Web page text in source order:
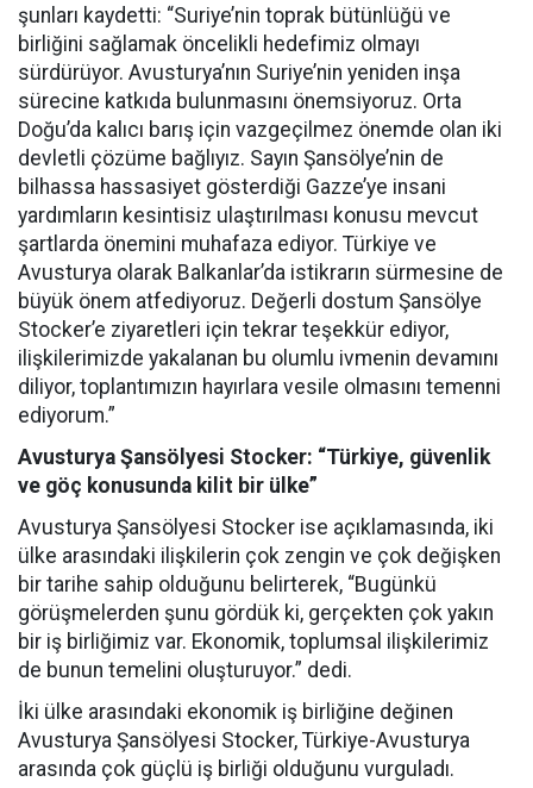
şunları kaydetti: “Suriye’nin toprak bütünlüğü ve
birliğini sağlamak öncelikli hedefimiz olmayı
sürdürüyor. Avusturya’nın Suriye’nin yeniden inşa
sürecine katkıda bulunmasını önemsiyoruz. Orta
Doğu’da kalıcı barış için vazgeçilmez önemde olan iki
devletli çözüme bağlıyız. Sayın Şansölye’nin de
bilhassa hassasiyet gösterdiği Gazze’ye insani
yardımların kesintisiz ulaştırılması konusu mevcut
şartlarda önemini muhafaza ediyor. Türkiye ve
Avusturya olarak Balkanlar’da istikrarın sürmesine de
büyük önem atfediyoruz. Değerli dostum Şansölye
Stocker’e ziyaretleri için tekrar teşekkür ediyor,
ilişkilerimizde yakalanan bu olumlu ivmenin devamını
diliyor, toplantımızın hayırlara vesile olmasını temenni
ediyorum.”
Avusturya Şansölyesi Stocker: “Türkiye, güvenlik
ve göç konusunda kilit bir ülke”
Avusturya Şansölyesi Stocker ise açıklamasında, iki
ülke arasındaki ilişkilerin çok zengin ve çok değişken
bir tarihe sahip olduğunu belirterek, “Bugünkü
görüşmelerden şunu gördük ki, gerçekten çok yakın
bir iş birliğimiz var. Ekonomik, toplumsal ilişkilerimiz
de bunun temelini oluşturuyor.” dedi.
İki ülke arasındaki ekonomik iş birliğine değinen
Avusturya Şansölyesi Stocker, Türkiye-Avusturya
arasında çok güçlü iş birliği olduğunu vurguladı.